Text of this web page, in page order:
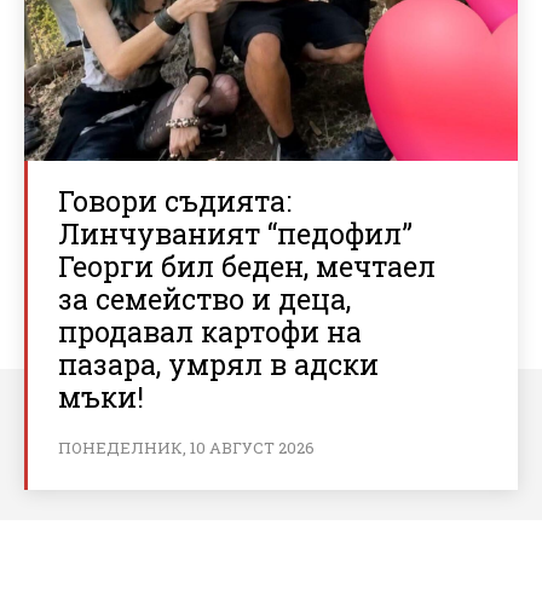
Говори съдията:
Линчуваният “педофил”
Георги бил беден, мечтаел
за семейство и деца,
продавал картофи на
пазара, умрял в адски
мъки!
ПОНЕДЕЛНИК, 10 АВГУСТ 2026